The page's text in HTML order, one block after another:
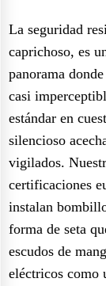
La seguridad
caprichoso, es
panorama
casi
estándar en
silencioso
vigilados.
certificaciones
instalan
forma de seta
escudos de
eléctricos como